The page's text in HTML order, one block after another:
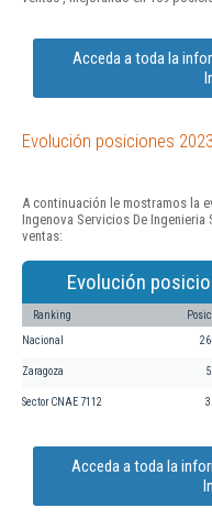
Acceda a toda la
Evolución posiciones
A continuación le mostramos la
Ingenova Servicios De
ventas:
Evolución
Ranking
Nacional
Zaragoza
Sector CNAE 7112
Acceda a toda la